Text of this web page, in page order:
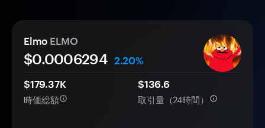
Elmo ELMO
$0.0006294
2.20%
$179.37K
時価総額
$136.6
取引量（24時間）